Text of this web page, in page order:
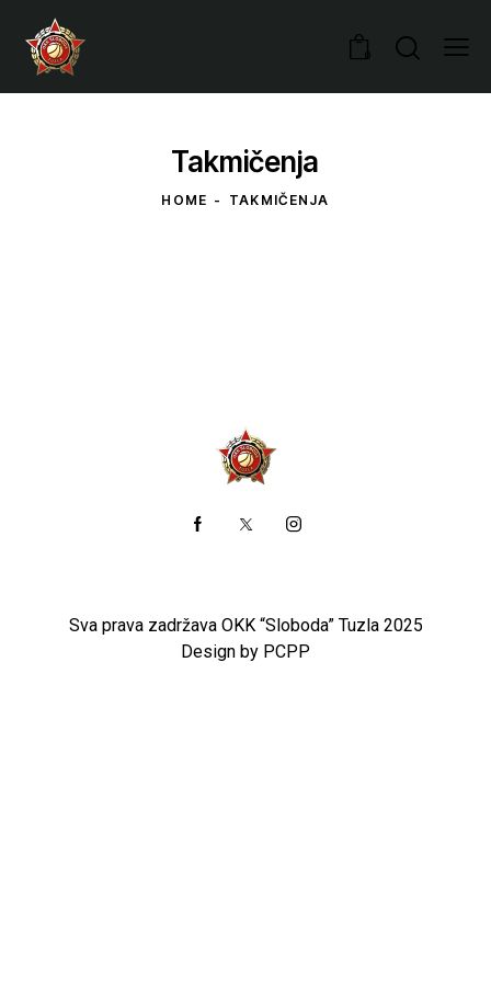
0
Takmičenja
HOME TAKMIČENJA
Sva prava zadržava OKK “Sloboda” Tuzla 2025
Design by PCPP